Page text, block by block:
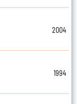
2004
1994